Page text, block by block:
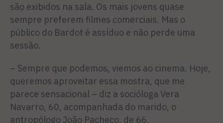
são exibidos na sala. Os mais jovens quase
sempre preferem filmes comerciais. Mas o
público do Bardot é assíduo e não perde uma
sessão.
– Sempre que podemos, viemos ao cinema. Hoje,
queremos aproveitar essa mostra, que me
parece sensacional – diz a socióloga Vera
Navarro, 60, acompanhada do marido, o
antropólogo João Pacheco, de 66.